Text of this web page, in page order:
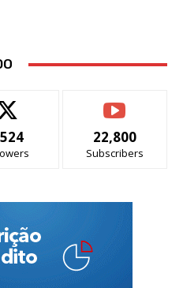
22,800
Subscribers